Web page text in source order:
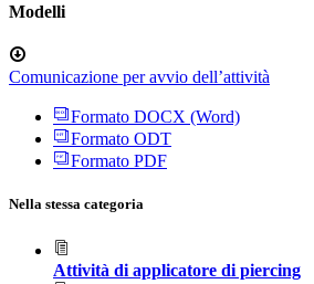
Modelli
Comunicazione per avvio dell’attività
Formato DOCX (Word)
Formato ODT
Formato PDF
Nella stessa categoria
Attività di applicatore di piercing